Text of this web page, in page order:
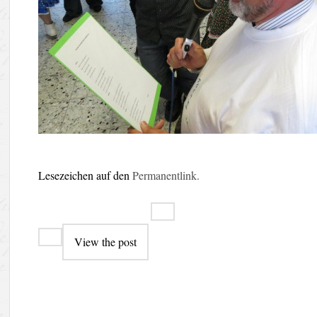
Lesezeichen auf denPermanentlink.
Beitragsnavigation
View the post